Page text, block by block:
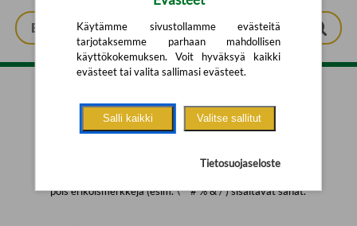
Tarkennettu haku
pois erikoismerkkejä (esim. \' " # % & / ) sisältävät sanat.
Käytämme sivustollamme evästeitä
tarjotaksemme parhaan mahdollisen
käyttökokemuksen. Voit hyväksyä kaikki
evästeet tai valita sallimasi evästeet.
Salli kaikki Valitse sallitut
Tietosuojaseloste